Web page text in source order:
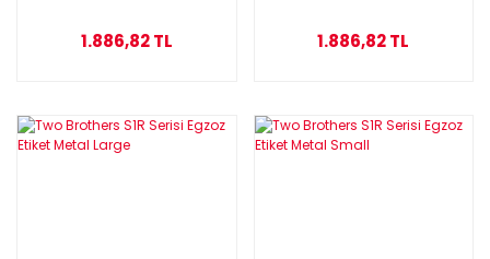
1.886,82 TL 1.886,82 TL